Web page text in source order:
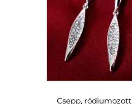
Csepp, ródiumozott